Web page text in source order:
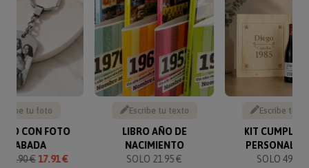
Sube tu foto
CON FOTO
GRABADA
19.90 €17.91 €
Escribe tu texto
LIBRO AÑO DE
NACIMIENTO
SOLO 21.95 €
Escribe tu
KIT
SOLO 49.90